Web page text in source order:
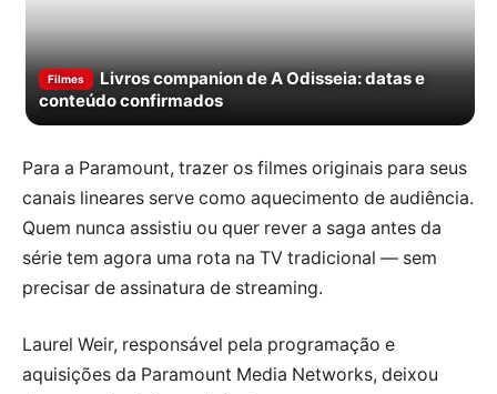
Filmes
Livros companion de A Odisseia: datas e
conteúdo confirmados
Para a Paramount, trazer os filmes originais para seus
canais lineares serve como aquecimento de audiência.
Quem nunca assistiu ou quer rever a saga antes da
série tem agora uma rota na TV tradicional — sem
precisar de assinatura de streaming.
Laurel Weir, responsável pela programação e
aquisições da Paramount Media Networks, deixou